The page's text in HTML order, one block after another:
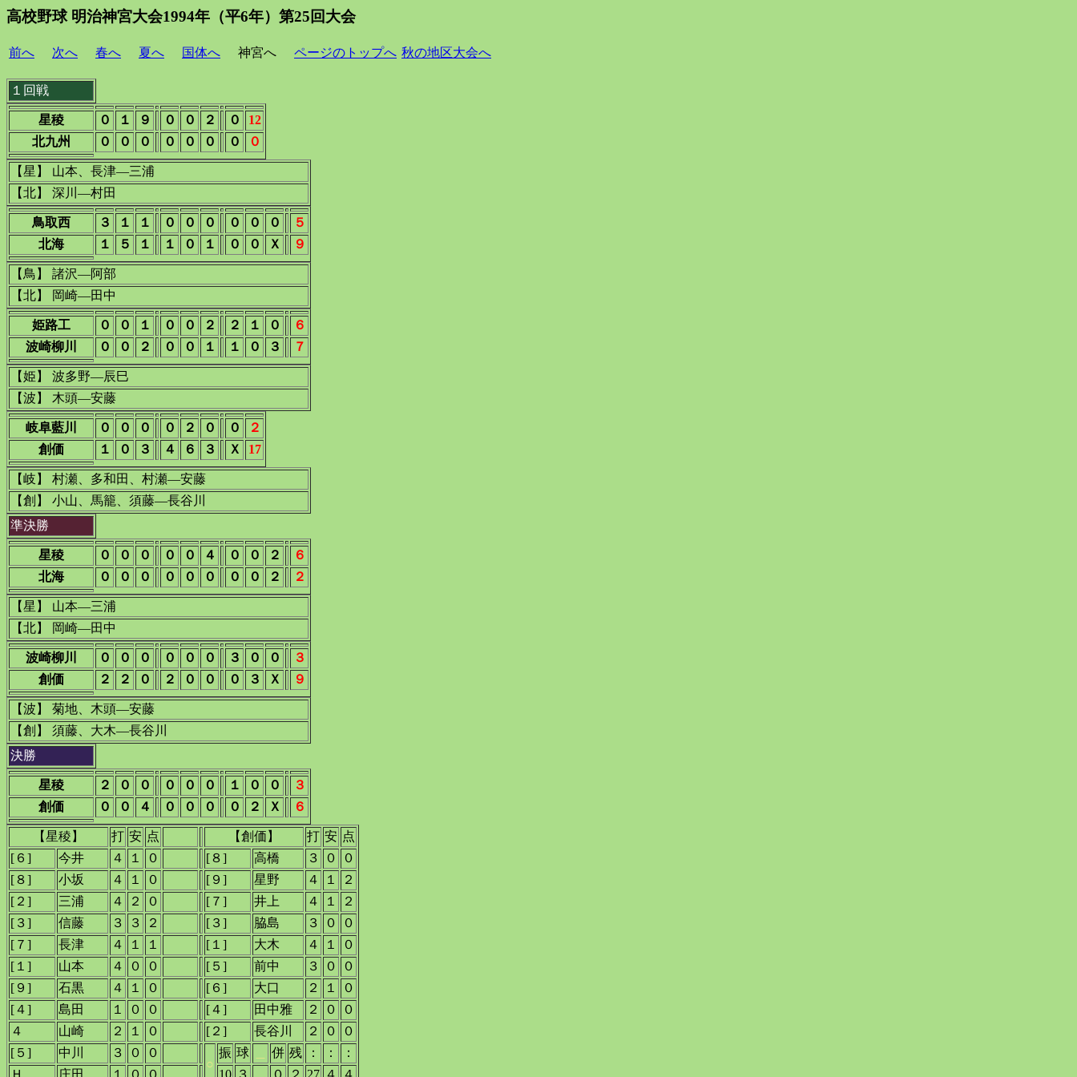
高校野球 明治神宮大会1994年（平6年）第25回大会
前へ 次へ 春へ 夏へ 国体へ 神宮へ ページのトップへ 秋の地区大会へ
１回戦
星稜 ０ １ ９ ０ ０ ２ ０
12
北九州
０ ０ ０ ０ ０ ０ ０ ０
【星】 山本、長津―三浦
【北】 深川―村田
鳥取西 ３ １ １ ０ ０ ０ ０ ０ ０
５
北海
１ ５ １ １ ０ １ ０ ０ Ｘ ９
【鳥】 諸沢―阿部
【北】 岡崎―田中
姫路工 ０ ０ １ ０ ０ ２ ２ １ ０
６
波崎柳川
０ ０ ２ ０ ０ １ １ ０ ３ ７
【姫】 波多野―辰巳
【波】 木頭―安藤
岐阜藍川 ０ ０ ０ ０ ２ ０ ０
２
創価
１ ０ ３ ４ ６ ３ Ｘ 17
【岐】 村瀬、多和田、村瀬―安藤
【創】 小山、馬籠、須藤―長谷川
準決勝
星稜 ０ ０ ０ ０ ０ ４ ０ ０ ２
６
北海
０ ０ ０ ０ ０ ０ ０ ０ ２ ２
【星】 山本―三浦
【北】 岡崎―田中
波崎柳川 ０ ０ ０ ０ ０ ０ ３ ０ ０
３
創価
２ ２ ０ ２ ０ ０ ０ ３ Ｘ ９
【波】 菊地、木頭―安藤
【創】 須藤、大木―長谷川
決勝
星稜 ２ ０ ０ ０ ０ ０ １ ０ ０
３
創価
０ ０ ４ ０ ０ ０ ０ ２ Ｘ ６
【星稜】 打 安 点 【創価】 打 安 点
[６]
今井 ４ １ ０ [８] 高橋 ３ ０
０
[８]
小坂 ４ １ ０ [９] 星野 ４ １
２
[２]
三浦 ４ ２ ０ [７] 井上 ４ １
２
[３]
信藤 ３ ３ ２ [３] 脇島 ３ ０
０
[７]
長津 ４ １ １ [１] 大木 ４ １
０
[１]
山本 ４ ０ ０ [５] 前中 ３ ０
０
[９]
石黒 ４ １ ０ [６] 大口 ２ １
０
[４]
島田 １ ０ ０ [４] 田中雅 ２ ０
０
４
山崎 ２ １ ０ [２] 長谷川 ２ ０
０
[５]
中川 ３ ０
０
○
振 球 併 残 ： ：
：
Ｈ
庄田 １ ０ ０ 10 ３ ０ ２ 27 ４ ４